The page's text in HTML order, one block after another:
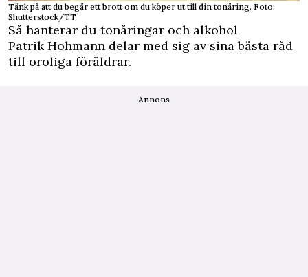
Tänk på att du begår ett brott om du köper ut till din tonåring. Foto:
Shutterstock/TT
Så hanterar du tonåringar och alkohol
Patrik Hohmann delar med sig av sina bästa råd
till oroliga föräldrar.
Annons